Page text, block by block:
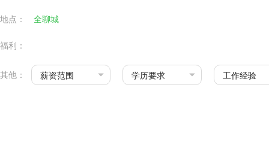
地点： 全聊城
福利：
其他： 薪资范围 学历要求 工作经验